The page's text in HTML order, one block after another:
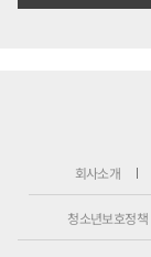
회사소개
청소년보호정책